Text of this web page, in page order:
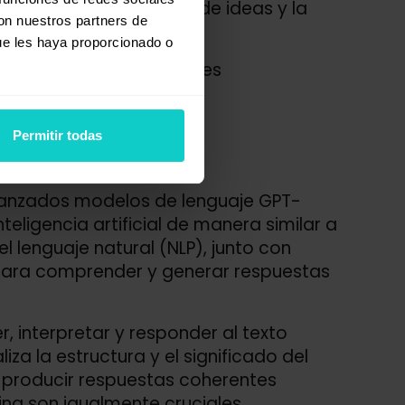
nuestros partners de
les haya proporcionado o
Permitir todas
la generación de ideas y la
útil en aplicaciones
modelos de lenguaje GPT-
artificial de manera similar a
lenguaje natural (NLP), junto con
comprender y generar respuestas
interpretar y responder al texto
la estructura y el significado del
respuestas coherentes